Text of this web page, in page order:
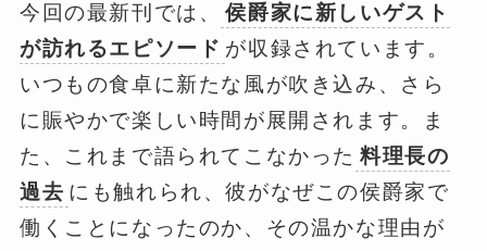
今回の最新刊では、
侯爵家に新しいゲスト
が訪れるエピソード が収録されています。
いつもの食卓に新たな風が吹き込み、さら
に賑やかで楽しい時間が展開されます。ま
た、これまで語られてこなかった 料理長の
過去 にも触れられ、彼がなぜこの侯爵家で
働くことになったのか、その温かな理由が